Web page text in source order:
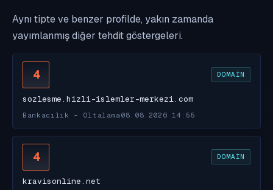
Aynı tipte ve benzer profilde, yakın zamanda
yayımlanmış diğer tehdit göstergeleri.
4 DOMAIN
sozlesme.hizli-islemler-merkezi.com
Bankacılık - Oltalama 08.08.2026 14:55
4 DOMAIN
kravisonline.net